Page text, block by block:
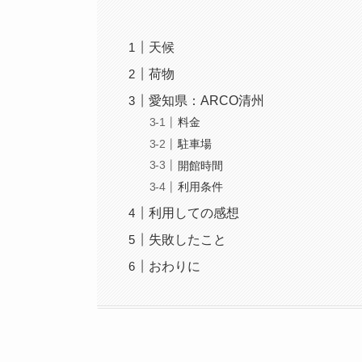
天候
荷物
愛知県：ARCO清州
料金
駐車場
開館時間
利用条件
利用しての感想
失敗したこと
おわりに